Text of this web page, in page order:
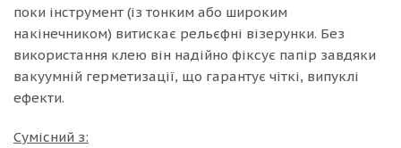
поки інструмент (із тонким або широким
накінечником) витискає рельєфні візерунки. Без
використання клею він надійно фіксує папір завдяки
вакуумній герметизації, що гарантує чіткі, випуклі
ефекти.
Сумісний з: